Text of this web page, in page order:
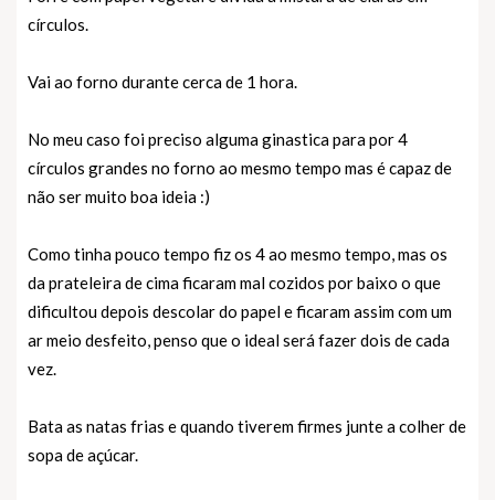
círculos.
Vai ao forno durante cerca de 1 hora.
No meu caso foi preciso alguma ginastica para por 4
círculos grandes no forno ao mesmo tempo mas é capaz de
não ser muito boa ideia :)
Como tinha pouco tempo fiz os 4 ao mesmo tempo, mas os
da prateleira de cima ficaram mal cozidos por baixo o que
dificultou depois descolar do papel e ficaram assim com um
ar meio desfeito, penso que o ideal será fazer dois de cada
vez.
Bata as natas frias e quando tiverem firmes junte a colher de
sopa de açúcar.